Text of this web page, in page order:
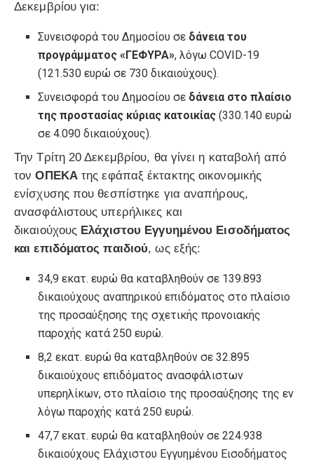
Δεκεμβρίου για:
Συνεισφορά του Δημοσίου σε δάνεια του
προγράμματος «ΓΕΦΥΡΑ», λόγω COVID-19
(121.530 ευρώ σε 730 δικαιούχους).
Συνεισφορά του Δημοσίου σε δάνεια στο πλαίσιο
της προστασίας κύριας κατοικίας(330.140 ευρώ
σε 4.090 δικαιούχους).
Την Τρίτη 20 Δεκεμβρίου, θα γίνει η καταβολή από
τονΟΠΕΚΑτης εφάπαξ έκτακτης οικονομικής
ενίσχυσης που θεσπίστηκε για αναπήρους,
ανασφάλιστους υπερήλικες και
δικαιούχους Ελάχιστου Εγγυημένου Εισοδήματος
και επιδόματος παιδιού, ως εξής:
34,9 εκατ. ευρώ θα καταβληθούν σε 139.893
δικαιούχους αναπηρικού επιδόματος στο πλαίσιο
της προσαύξησης της σχετικής προνοιακής
παροχής κατά 250 ευρώ.
8,2 εκατ. ευρώ θα καταβληθούν σε 32.895
δικαιούχους επιδόματος ανασφάλιστων
υπερηλίκων, στο πλαίσιο της προσαύξησης της εν
λόγω παροχής κατά 250 ευρώ.
47,7 εκατ. ευρώ θα καταβληθούν σε 224.938
δικαιούχους Ελάχιστου Εγγυημένου Εισοδήματος